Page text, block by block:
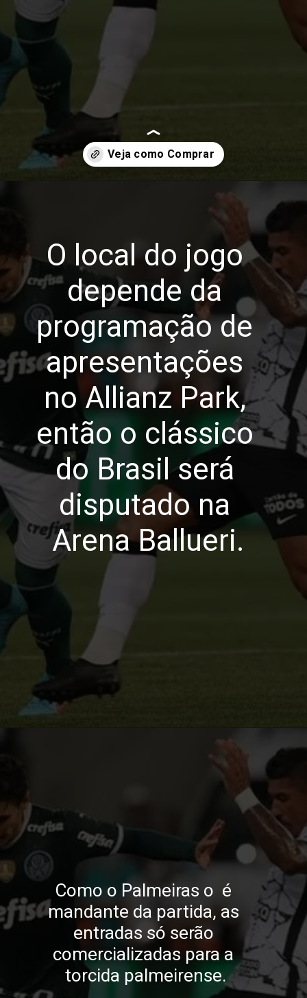
https://blog.cursosdequalidade.com.br/ingressos-para-palmeiras-x-corinthians-onde-comprar-e-precos-para-o-jogo/
O local do jogo
depende da
programação de
apresentações
no Allianz Park,
então o clássico
do Brasil será
disputado na
Arena Ballueri.
https://blog.cursosdequalidade.com.br/ingressos-para-palmeiras-x-corinthians-onde-comprar-e-precos-para-o-jogo/
Como o Palmeiras o  é
mandante da partida, as
entradas só serão
comercializadas para a
torcida palmeirense.